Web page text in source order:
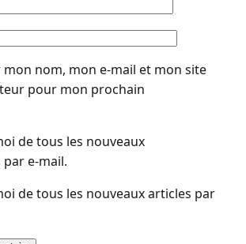
nom, mon e-mail et mon site
pour mon prochain
de tous les nouveaux
e-mail.
de tous les nouveaux articles par